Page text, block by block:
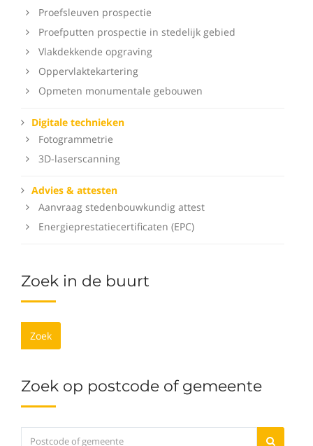
Proefsleuven prospectie
Proefputten prospectie in stedelijk gebied
Vlakdekkende opgraving
Oppervlaktekartering
Opmeten monumentale gebouwen
Digitale technieken
Fotogrammetrie
3D-laserscanning
Advies & attesten
Aanvraag stedenbouwkundig attest
Energieprestatiecertificaten (EPC)
Zoek in de buurt
Zoek
Zoek op postcode of gemeente